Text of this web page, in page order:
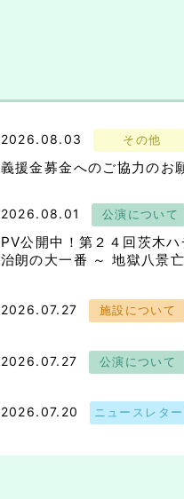
2026.08.03 その他
義援金募金へのご協力のお
2026.08.01 公演について
PV公開中！第２４回茨木
治朗の大一番 ～ 地獄八景亡
2026.07.27 施設について
2026.07.27 公演について
2026.07.20 ニュースレター